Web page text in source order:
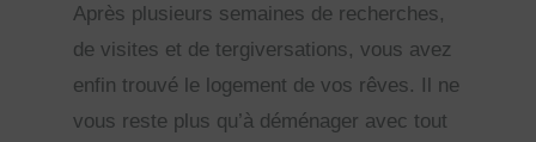
Après plusieurs semaines de recherches,
de visites et de tergiversations, vous avez
enfin trouvé le logement de vos rêves. Il ne
vous reste plus qu’à déménager avec tout